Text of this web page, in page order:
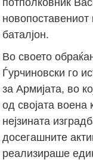
баталјон.
Во своето
Ѓурчиновски го
за Армијата, во
од својата
нејзината
досегашните
реализираше